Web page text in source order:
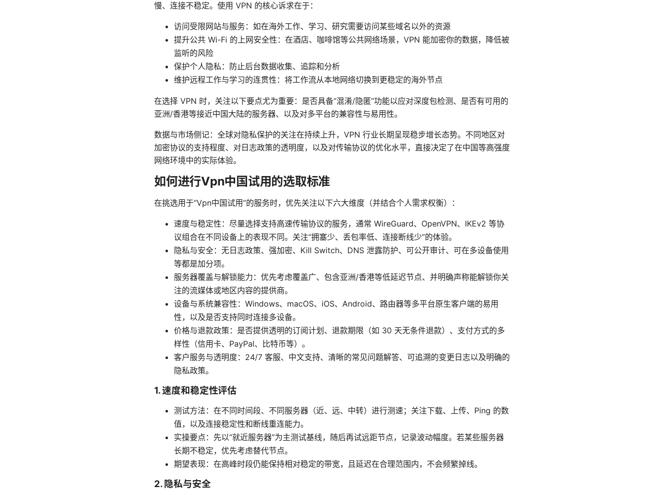
慢、连接不稳定。使用 VPN 的核心诉求在于：
访问受限网站与服务：如在海外工作、学习、研究需要访问某些域名以外的资源
提升公共 Wi-Fi 的上网安全性：在酒店、咖啡馆等公共网络场景，VPN 能加密你的数据，降低被
监听的风险
保护个人隐私：防止后台数据收集、追踪和分析
维护远程工作与学习的连贯性：将工作流从本地网络切换到更稳定的海外节点
在选择 VPN 时，关注以下要点尤为重要：是否具备“混淆/隐匿”功能以应对深度包检测、是否有可用的
亚洲/香港等接近中国大陆的服务器、以及对多平台的兼容性与易用性。
数据与市场侧记：全球对隐私保护的关注在持续上升，VPN 行业长期呈现稳步增长态势。不同地区对
加密协议的支持程度、对日志政策的透明度，以及对传输协议的优化水平，直接决定了在中国等高强度
网络环境中的实际体验。
如何进行Vpn中国试用的选取标准
在挑选用于“Vpn中国试用”的服务时，优先关注以下六大维度（并结合个人需求权衡）：
速度与稳定性：尽量选择支持高速传输协议的服务，通常 WireGuard、OpenVPN、IKEv2 等协
议组合在不同设备上的表现不同。关注“拥塞少、丢包率低、连接断线少”的体验。
隐私与安全：无日志政策、强加密、Kill Switch、DNS 泄露防护、可公开审计、可在多设备使用
等都是加分项。
服务器覆盖与解锁能力：优先考虑覆盖广、包含亚洲/香港等低延迟节点、并明确声称能解锁你关
注的流媒体或地区内容的提供商。
设备与系统兼容性：Windows、macOS、iOS、Android、路由器等多平台原生客户端的易用
性，以及是否支持同时连接多设备。
价格与退款政策：是否提供透明的订阅计划、退款期限（如 30 天无条件退款）、支付方式的多
样性（信用卡、PayPal、比特币等）。
客户服务与透明度：24/7 客服、中文支持、清晰的常见问题解答、可追溯的变更日志以及明确的
隐私政策。
1. 速度和稳定性评估
测试方法：在不同时间段、不同服务器（近、远、中转）进行测速；关注下载、上传、Ping 的数
值，以及连接稳定性和断线重连能力。
实操要点：先以“就近服务器”为主测试基线，随后再试远距节点，记录波动幅度。若某些服务器
长期不稳定，优先考虑替代节点。
期望表现：在高峰时段仍能保持相对稳定的带宽，且延迟在合理范围内，不会频繁掉线。
2. 隐私与安全